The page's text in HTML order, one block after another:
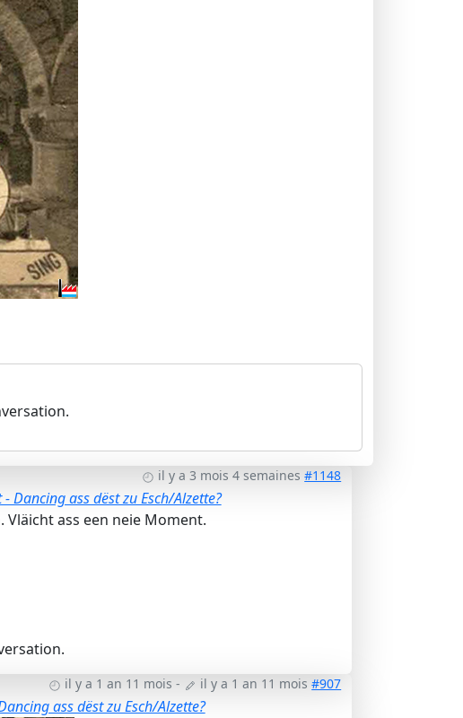
il y a 3 mois 4 semaines #1148
Dancing ass dëst zu Esch/Alzette?
ass een neie Moment.
il y a 1 an 11 mois - il y a 1 an 11 mois #907
ass dëst zu Esch/Alzette?